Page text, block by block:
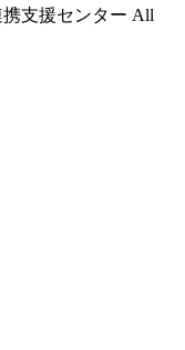
支援センター All